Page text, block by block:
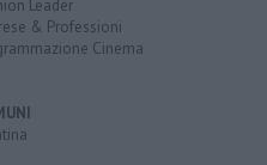
Leader
& Professioni
Cinema